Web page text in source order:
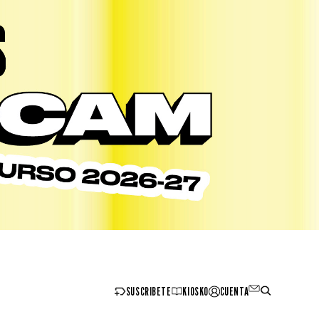
SUSCRIBETE KIOSKO CUENTA